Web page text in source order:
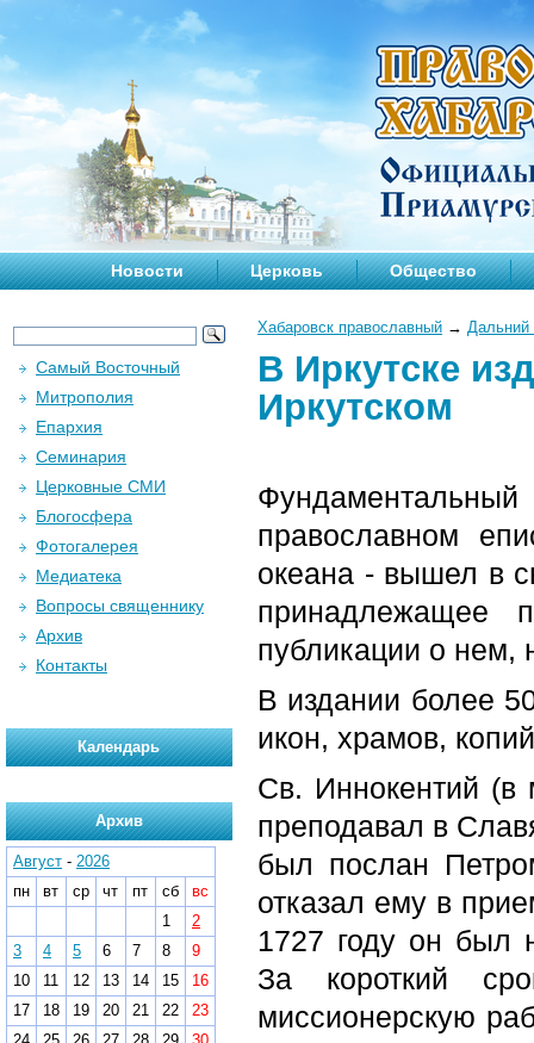
Новости Церковь Общество
Хабаровск православный → Дальний
В Иркутске
Иркутском
православном
океана - вышел в
принадлежащее
публикации о нем,
В издании более
икон, храмов,
Св. Иннокентий (в
преподавал в
был послан
отказал ему в
1727 году он был
За короткий
миссионерскую
Самый Восточный
Митрополия
Епархия
Семинария
Церковные СМИ
Блогосфера
Фотогалерея
Медиатека
Вопросы священнику
Архив
Контакты
Календарь
Архив
Август - 2026
пн
вт ср чт пт сб
вс
1
2
3
4 5 6 7 8
9
10
11 12 13 14 15
16
17
18 19 20 21 22
23